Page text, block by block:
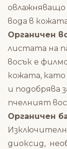
овлажняващо
вода в
Органичен
листата на
восък е
кожата,
и подобрява
пчелният
Органичен
диоксид,